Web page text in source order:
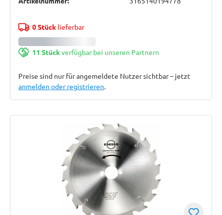
0 Stücklieferbar
11 Stückverfügbar bei unseren Partnern
Preise sind nur für angemeldete Nutzer sichtbar – jetzt
anmelden oder registrieren.